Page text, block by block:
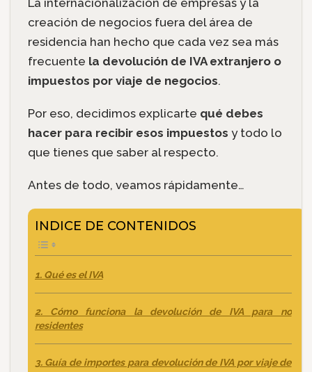
La internacionalización de empresas y la
creación de negocios fuera del área de
residencia han hecho que cada vez sea más
frecuente la devolución de IVA extranjero o
impuestos por viaje de negocios.
Por eso, decidimos explicarte qué debes
hacer para recibir esos impuestos y todo lo
que tienes que saber al respecto.
Antes de todo, veamos rápidamente…
INDICE DE CONTENIDOS
1. Qué es el IVA
2. Cómo funciona la devolución de IVA para no
residentes
3. Guía de importes para devolución de IVA por viaje de